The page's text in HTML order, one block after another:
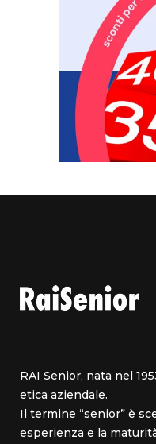
RAI Senior, nata nel
etica aziendale.
Il termine “senior” è
esperienza e la